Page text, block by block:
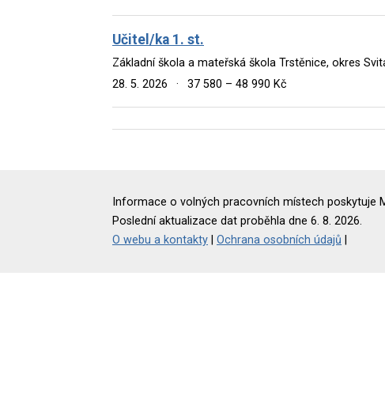
Učitel/ka 1. st.
Základní škola a mateřská škola Trstěnice, okres
28. 5. 2026
· 37 580 – 48 990 Kč
Informace o volných pracovních místech poskytuje
Poslední aktualizace dat proběhla dne 6. 8. 2026.
O webu a kontakty
Ochrana osobních údajů